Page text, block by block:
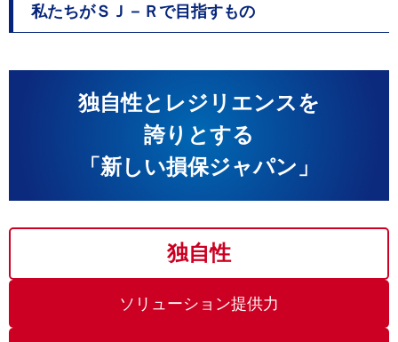
私たちがＳＪ－Ｒで目指すもの
独自性とレジリエンスを
誇りとする
「新しい損保ジャパン」
独自性
ソリューション提供力